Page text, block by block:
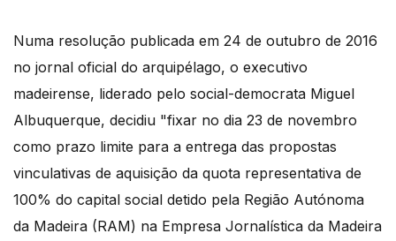
Numa resolução publicada em 24 de outubro de 2016
no jornal oficial do arquipélago, o executivo
madeirense, liderado pelo social-democrata Miguel
Albuquerque, decidiu "fixar no dia 23 de novembro
como prazo limite para a entrega das propostas
vinculativas de aquisição da quota representativa de
100% do capital social detido pela Região Autónoma
da Madeira (RAM) na Empresa Jornalística da Madeira